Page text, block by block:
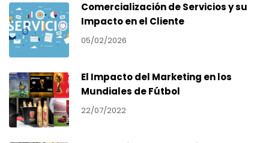
Comercialización de Servicios y su
Impacto en el Cliente
05/02/2026
El Impacto del Marketing en los
Mundiales de Fútbol
22/07/2022